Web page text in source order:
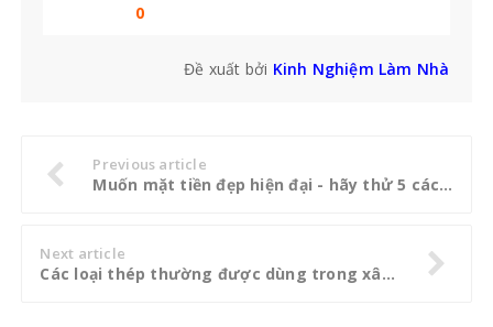
0
Đề xuất bởi Kinh Nghiệm Làm Nhà
Previous article
Muốn mặt tiền đẹp hiện đại - hãy thử 5 cách phối màu sơn này
Next article
Các loại thép thường được dùng trong xây dựng